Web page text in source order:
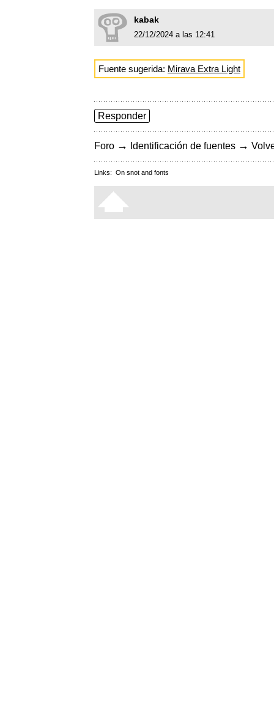
kabak
22/12/2024 a las 12:41
Fuente sugerida: Mirava Extra Light
Responder
Foro → Identificación de fuentes →
Links: On snot and fonts